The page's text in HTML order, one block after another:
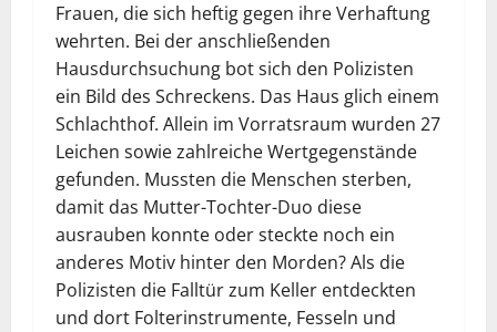
Frauen, die sich heftig gegen ihre Verhaftung
wehrten. Bei der anschließenden
Hausdurchsuchung bot sich den Polizisten
ein Bild des Schreckens. Das Haus glich einem
Schlachthof. Allein im Vorratsraum wurden 27
Leichen sowie zahlreiche Wertgegenstände
gefunden. Mussten die Menschen sterben,
damit das Mutter-Tochter-Duo diese
ausrauben konnte oder steckte noch ein
anderes Motiv hinter den Morden? Als die
Polizisten die Falltür zum Keller entdeckten
und dort Folterinstrumente, Fesseln und